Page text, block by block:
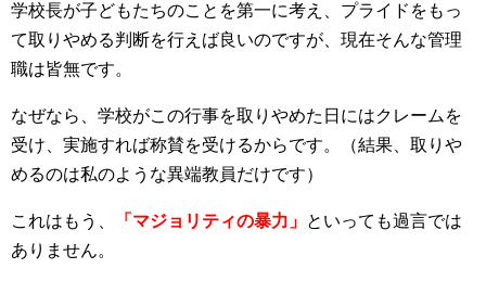
学校長が子どもたちのことを第一に考え、プライドをもっ
て取りやめる判断を行えば良いのですが、現在そんな管理
職は皆無です。
なぜなら、学校がこの行事を取りやめた日にはクレームを
受け、実施すれば称賛を受けるからです。（結果、取りや
めるのは私のような異端教員だけです）
これはもう、 「マジョリティの暴力」 といっても過言では
ありません。